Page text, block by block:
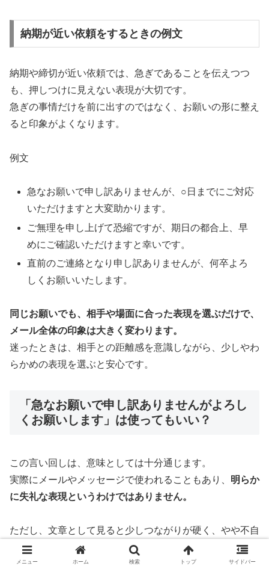
納期が近い依頼をするときの例文
納期や締切が近い依頼では、急ぎであることを伝えつつ
も、押しつけに見えない表現が大切です。
急ぎの事情だけを前に出すのではなく、お願いの形に整え
ると印象がよくなります。
例文
急なお願いで申し訳ありませんが、○日までにご対応
いただけますと大変助かります。
ご無理を申し上げて恐縮ですが、期日の都合上、早
めにご確認いただけますと幸いです。
直前のご連絡となり申し訳ありませんが、何卒よろ
しくお願いいたします。
同じお願いでも、相手や場面に合った表現を選ぶだけで、
メール全体の印象は大きく変わります。
迷ったときは、相手との距離感を意識しながら、少しやわ
らかめの表現を選ぶと安心です。
「急なお願いで申し訳ありませんがよろし
くお願いします」は使ってもいい？
この言い回しは、意味としては十分通じます。
実際にメールやメッセージで使われることもあり、 明らか
に失礼な表現というわけではありません。
ただし、文章として見ると少しつながりが硬く、やや不自
然に感じられることがあります。
そのため、ビジネスメールでは、もう少し流れのよい形に
メニュー ホーム 検索 トップ サイドバー